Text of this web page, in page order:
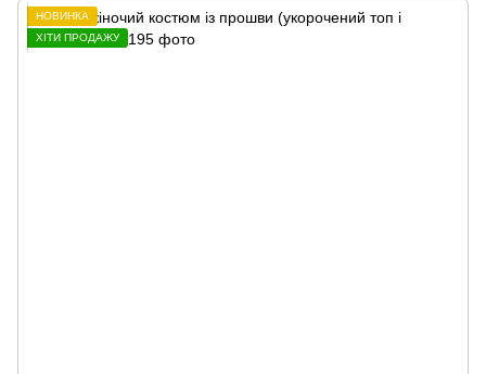
НОВИНКА
ХІТИ ПРОДАЖУ